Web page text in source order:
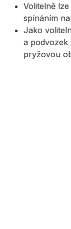
Volitelně
spínáním
Jako
a podvozek
pryžovou